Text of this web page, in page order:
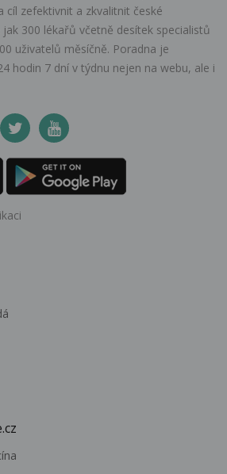
cíl zefektivnit a zkvalitnit české
300 lékařů včetně desítek specialistů
uživatelů měsíčně. Poradna je
hodin 7 dní v týdnu nejen na webu, ale i